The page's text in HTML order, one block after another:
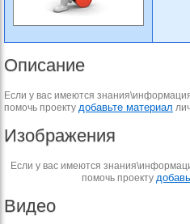
Описание
Если у вас имеются
помочь проекту добавьте материал
Изображения
Если у вас имеются
помочь проекту
Видео